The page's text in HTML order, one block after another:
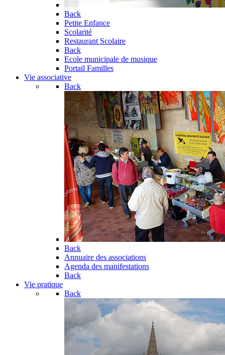
Back
Petite Enfance
Scolarité
Restaurant Scolaire
Back
Ecole municipale de musique
Portail Familles
Vie associative
Back
Back
Annuaire des associations
Agenda des manifestations
Back
Vie pratique
Back